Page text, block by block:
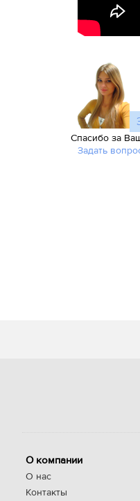
Спасибо за
Задать
О компании
О нас
Контакты